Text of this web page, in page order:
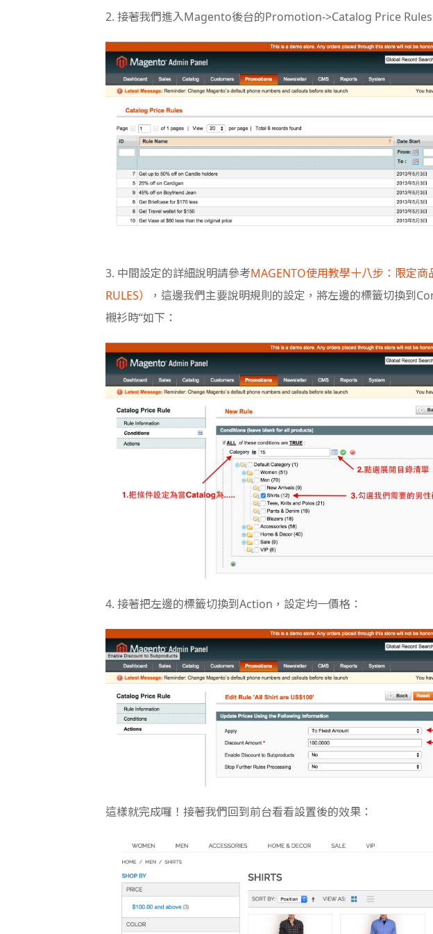
2. 接著我們進入Magento後台的Promotion->Catalog Price
3. 中間設定的詳細說明請參考MAGENTO使用教學十八步：限定商
RULES）
，這邊我們主要說明規則的設定，將左邊的標籤切換到
襯衫時“如下：
4. 接著把左邊的標籤切換到Action，設定均一價格：
這樣就完成囉！接著我們回到前台看看設置後的效果：